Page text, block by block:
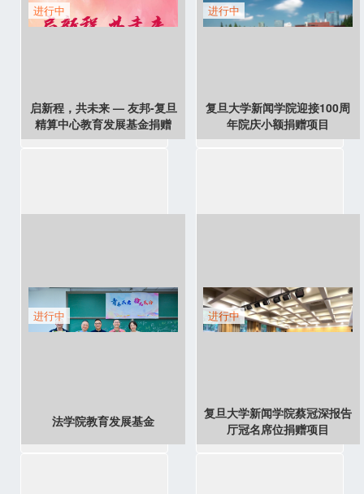
进行中
启新程，共未来 — 友邦-复旦
精算中心教育发展基金捐赠
进行中
复旦大学新闻学院迎接100周
年院庆小额捐赠项目
进行中
法学院教育发展基金
进行中
复旦大学新闻学院蔡冠深报告
厅冠名席位捐赠项目